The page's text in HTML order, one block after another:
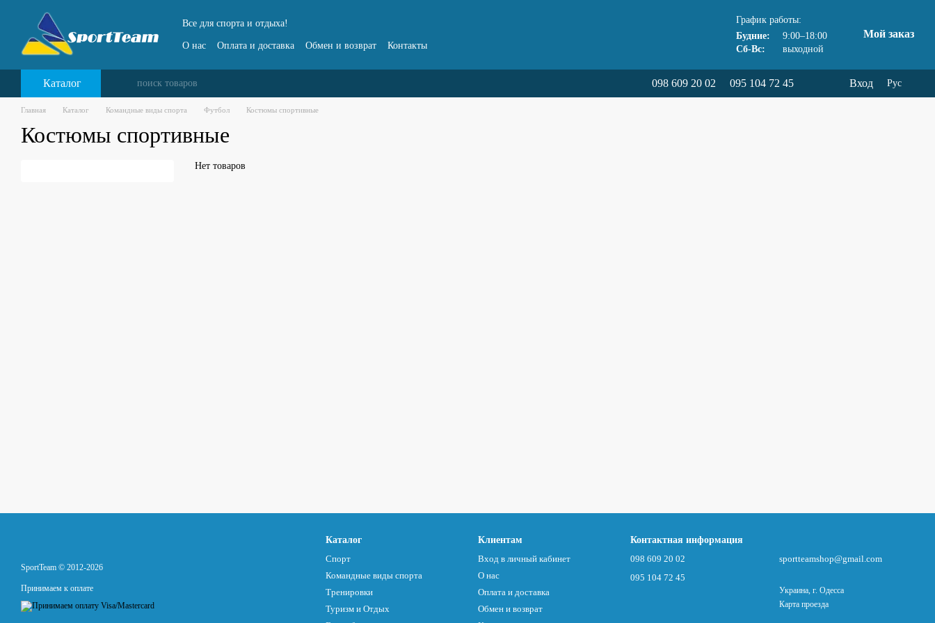
Перейти к основному контенту
Все для спорта и отдыха!
О нас Оплата и доставка Обмен и возврат Контакты
График работы:
Будние:
9:00–18:00
Сб-Вс:
выходной
Мой заказ
Каталог 098 609 20 02 095 104 72 45 Вход Рус
Главная Каталог Командные виды спорта Футбол Костюмы спортивные
Костюмы спортивные
Нет товаров
SportTeam © 2012-2026
Принимаем к оплате
Каталог
Спорт
Командные виды спорта
Тренировки
Туризм и Отдых
Клиентам
Вход в личный кабинет
О нас
Оплата и доставка
Обмен и возврат
Контактная информация
098 609 20 02
095 104 72 45
sportteamshop@gmail.com
Украина, г. Одесса
Карта проезда